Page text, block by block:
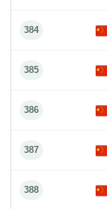
384
385
386
387
388